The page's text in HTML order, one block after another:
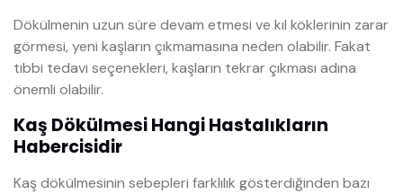
Dökülmenin uzun süre devam etmesi ve kıl köklerinin zarar
görmesi, yeni kaşların çıkmamasına neden olabilir. Fakat
tıbbi tedavi seçenekleri, kaşların tekrar çıkması adına
önemli olabilir.
Kaş Dökülmesi Hangi Hastalıkların
Habercisidir
Kaş dökülmesinin sebepleri farklılık gösterdiğinden bazı